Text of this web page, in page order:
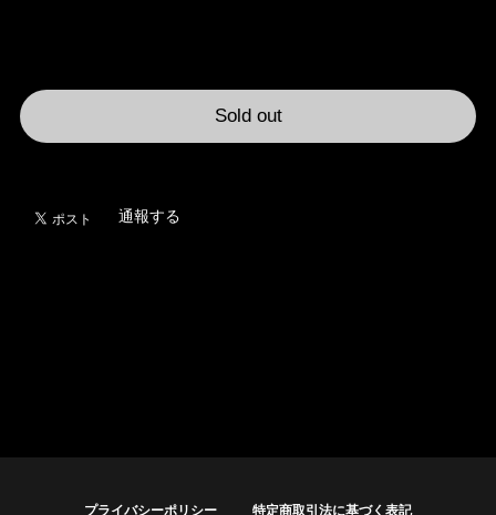
Sold out
通報する
プライバシーポリシー 特定商取引法に基づく表記